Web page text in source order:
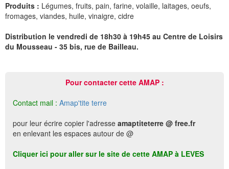
Produits : Légumes, fruits, pain, farine, volaille, laitages, oeufs,
fromages, viandes, huile, vinaigre, cidre
Distribution le vendredi de 18h30 à 19h45 au Centre de Loisirs
du Mousseau - 35 bis, rue de Bailleau.
Pour contacter cette AMAP :
Contact mail : Amap'tite terre
pour leur écrire copier l'adresse amaptiteterre @ free.fr
en enlevant les espaces autour de @
Cliquer ici pour aller sur le site de cette AMAP à LEVES